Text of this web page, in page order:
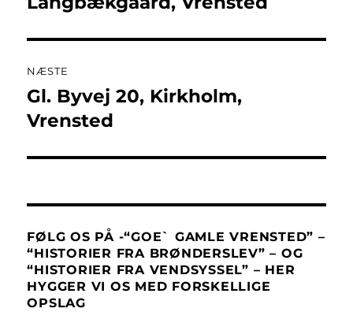
NÆSTE
Næste
indlæg:
Gl. Byvej 20, Kirkholm,
Vrensted
FØLG OS PÅ -“GOE` GAMLE VRENSTED” –
“HISTORIER FRA BRØNDERSLEV” – OG
“HISTORIER FRA VENDSYSSEL” – HER
HYGGER VI OS MED FORSKELLIGE
OPSLAG